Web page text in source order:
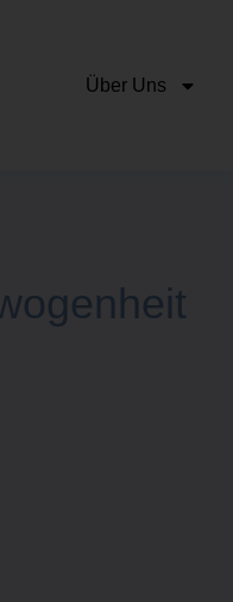
Über Uns